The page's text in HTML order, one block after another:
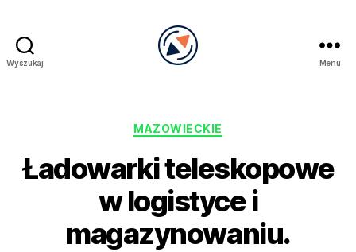
Wyszukaj Menu
Kategorie
MAZOWIECKIE
Ładowarki teleskopowe
w logistyce i
magazynowaniu.